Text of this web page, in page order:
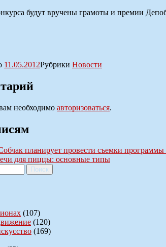
будут вручены грамоты и премии
11.05.2012Рубрики Новости
необходимо авторизоваться.
планирует провести съемки
для пиццы: основные типы
Поиск
(107)
(120)
(169)